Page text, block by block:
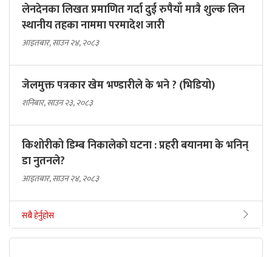
लेनदेनका लिखत प्रमाणित गर्दा दुई रुपैयाँ मात्रै शुल्क लिन
स्थानीय तहका नाममा परमादेश जारी
आइतबार, साउन २४, २०८३
जेलमुक्त पत्रकार खेम भण्डारीले के भने ? (भिडियो)
शनिबार, साउन २३, २०८३
किशोरीको डिम्ब निकालेको घटना : प्रहरी बयानमा के भनिन्
डा नुतनले?
आइतबार, साउन २४, २०८३
सबै हेर्नुहोस